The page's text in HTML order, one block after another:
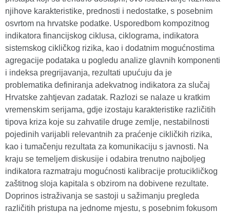
njihove karakteristike, prednosti i nedostatke, s posebnim
osvrtom na hrvatske podatke. Usporedbom kompozitnog
indikatora financijskog ciklusa, ciklograma, indikatora
sistemskog cikličkog rizika, kao i dodatnim mogućnostima
agregacije podataka u pogledu analize glavnih komponenti
i indeksa pregrijavanja, rezultati upućuju da je
problematika definiranja adekvatnog indikatora za slučaj
Hrvatske zahtjevan zadatak. Razlozi se nalaze u kratkim
vremenskim serijama, gdje izostaju karakteristike različitih
tipova kriza koje su zahvatile druge zemlje, nestabilnosti
pojedinih varijabli relevantnih za praćenje cikličkih rizika,
kao i tumačenju rezultata za komunikaciju s javnosti. Na
kraju se temeljem diskusije i odabira trenutno najboljeg
indikatora razmatraju mogućnosti kalibracije protucikličkog
zaštitnog sloja kapitala s obzirom na dobivene rezultate.
Doprinos istraživanja se sastoji u sažimanju pregleda
različitih pristupa na jednome mjestu, s posebnim fokusom